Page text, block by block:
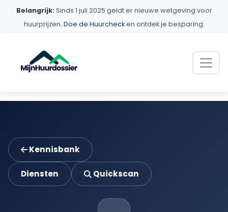
Belangrijk: Sinds 1 juli 2025 geldt er nieuwe wetgeving voor
huurprijzen. Doe de Huurchecken ontdek je besparing.
Kennisbank
Diensten Quickscan